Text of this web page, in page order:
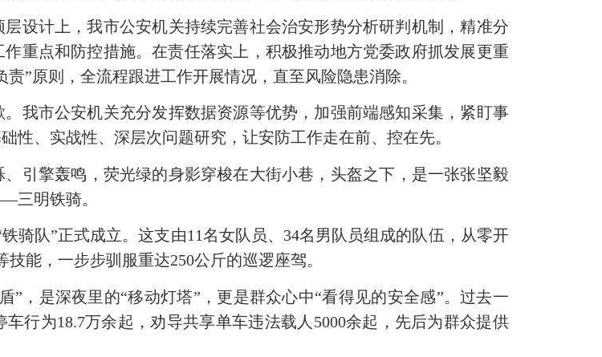
设计上，我市公安机关持续完善社会治安形势分析研判机制，精准分
重点和防控措施。在责任落实上，积极推动地方党委政府抓发展更重
责”原则，全流程跟进工作开展情况，直至风险隐患消除。
我市公安机关充分发挥数据资源等优势，加强前端感知采集，紧盯事
性、实战性、深层次问题研究，让安防工作走在前、控在先。
、引擎轰鸣，荧光绿的身影穿梭在大街小巷，头盔之下，是一张张坚毅
三明铁骑。
铁骑队”正式成立。这支由11名女队员、 34名男队员组成的队伍，从零开
技能，一步步驯服重达250公斤的巡逻座驾。
”，是深夜里的“移动灯塔”，更是群众心中“看得见的安全感”。过去一
行为18.7万余起，劝导共享单车违法载人5000余起，先后为群众提供